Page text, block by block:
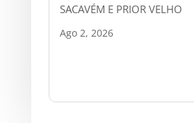
SACAVÉM E PRIOR VELHO
Ago 2, 2026